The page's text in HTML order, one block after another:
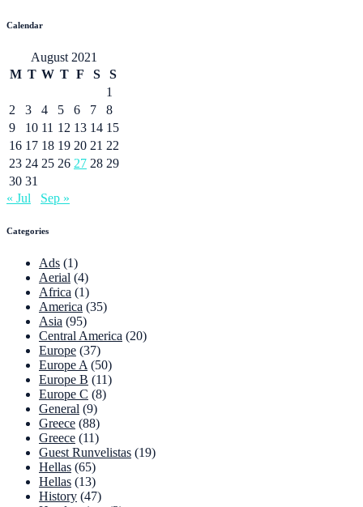
Calendar
August 2021
M T W T F S
S
1
2
3 4 5 6 7
8
9
10 11 12 13 14 15
16 17 18 19 20 21 22
23 24 25 26 27 28 29
30 31
« Jul
Sep »
Categories
Ads (1)
Aerial (4)
Africa (1)
America (35)
Asia (95)
Central America (20)
Europe (37)
Europe A (50)
Europe B (11)
Europe C (8)
General (9)
Greece (88)
Greece (11)
Guest Runvelistas (19)
Hellas (65)
Hellas (13)
History (47)